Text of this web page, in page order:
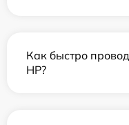
Как быстро
HP?